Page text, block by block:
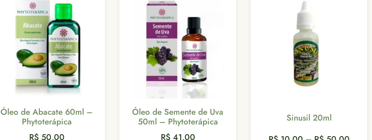
Óleo de Abacate 60ml –
Phytoterápica
R$50,00
Óleo de Semente de Uva
50ml – Phytoterápica
R$41,00
Sinusil 20ml